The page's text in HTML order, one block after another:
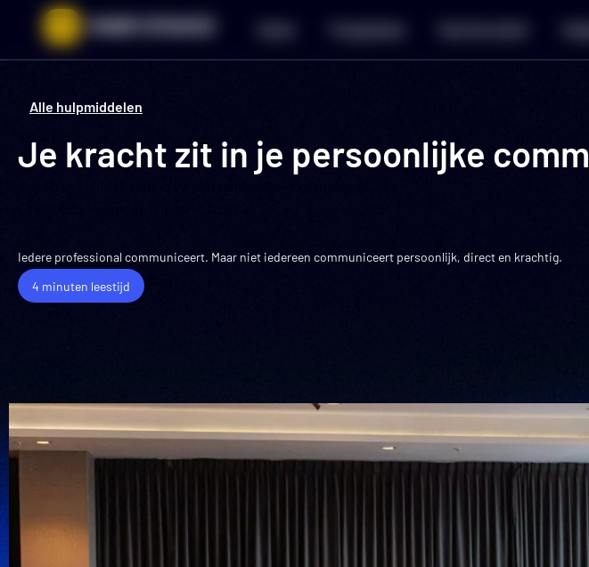
de
Alle hulpmiddelen
Je kracht zit in je persoonlijke
Iedere professional communiceert. Maar niet iedereen communiceert persoonlijk, direct en krachtig.
4 minuten leestijd